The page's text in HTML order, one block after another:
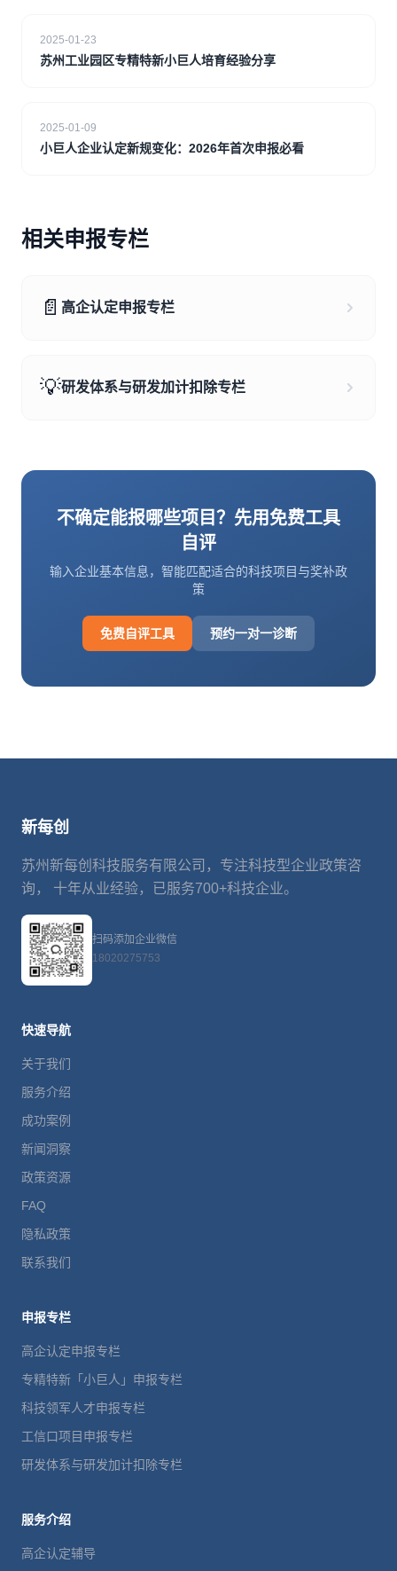
2025-01-23
苏州工业园区专精特新小巨人培育经验分享
2025-01-09
小巨人企业认定新规变化：2026年首次申报必看
相关申报专栏
📄 高企认定申报专栏
💡研发体系与研发加计扣除专栏
不确定能报哪些项目？先用免费工具
自评
输入企业基本信息，智能匹配适合的科技项目与奖补政
策
免费自评工具 预约一对一诊断
新每创
苏州新每创科技服务有限公司，专注科技型企业政策咨
询， 十年从业经验，已服务700+科技企业。
扫码添加企业微信
18020275753
快速导航
关于我们
服务介绍
成功案例
新闻洞察
政策资源
FAQ
隐私政策
联系我们
申报专栏
高企认定申报专栏
专精特新「小巨人」申报专栏
科技领军人才申报专栏
工信口项目申报专栏
研发体系与研发加计扣除专栏
服务介绍
高企认定辅导